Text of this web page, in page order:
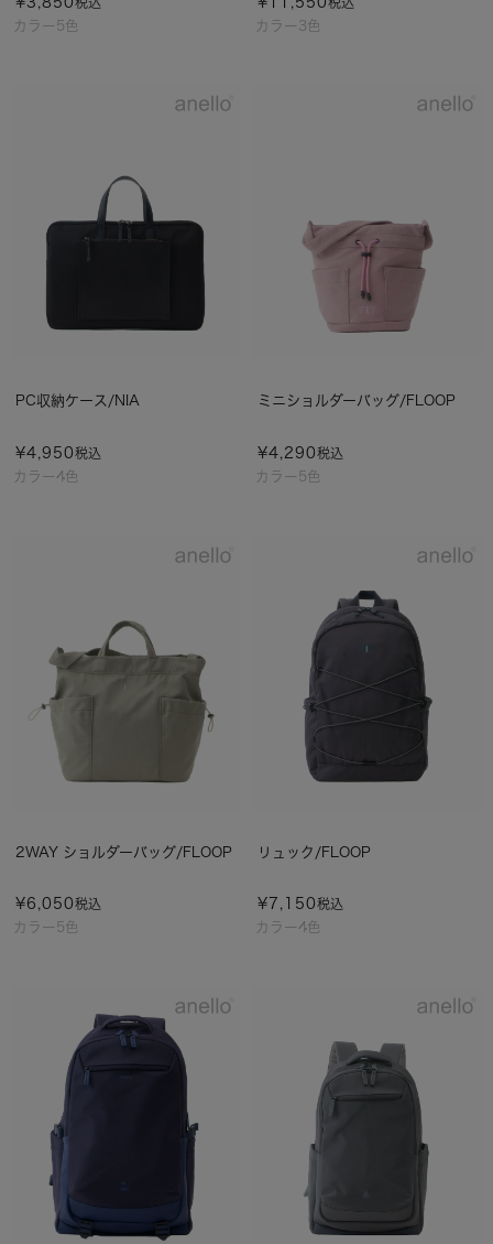
カラー5色 カラー3色
カラー4色
PC収納ケース/NIA
¥4,950税込
カラー5色
ミニショルダーバッグ/FLOOP
¥4,290税込
カラー5色
2WAY ショルダーバッグ/FLOOP
¥6,050税込
カラー4色
リュック/FLOOP
¥7,150税込